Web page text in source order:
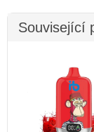
Související